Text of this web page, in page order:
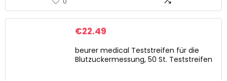
€22.49
beurer medical Teststreifen für die
Blutzuckermessung, 50 St. Teststreifen